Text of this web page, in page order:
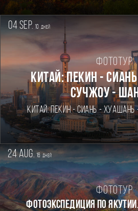
04 sep. 10 дней
Фототур
Китай: Пекин -
Сучжоу -
Китай: Пекин - Сиань -
24 aug. 16 дней
Фототур
ФОТОЭКСПЕДИЦИЯ ПО